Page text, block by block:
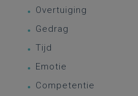
Overtuiging
Gedrag
Tijd
Emotie
Competentie